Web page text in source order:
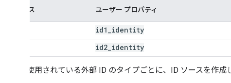
ID ソース ユーザー プロパティ
id1 identity
id2 identity
企業で使用されている外部 ID のタイプごとに、ID ソースを作成